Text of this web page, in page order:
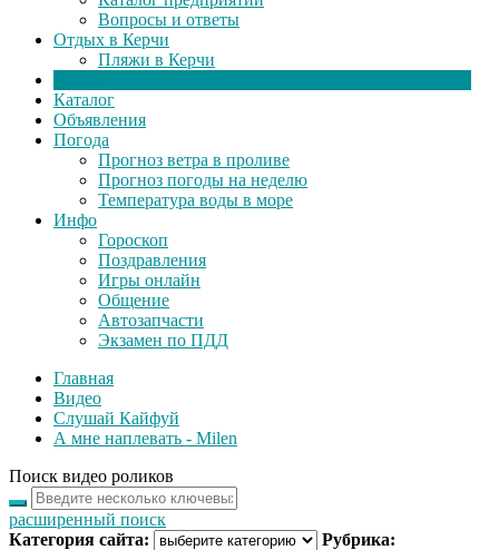
Вопросы и ответы
Отдых в Керчи
Пляжи в Керчи
Каталог
Объявления
Погода
Прогноз ветра в проливе
Прогноз погоды на неделю
Температура воды в море
Инфо
Гороскоп
Поздравления
Игры онлайн
Общение
Автозапчасти
Экзамен по ПДД
Главная
Видео
Слушай Кайфуй
А мне наплевать - Milen
Поиск видео роликов
расширенный поиск
Категория сайта:
Рубрика: